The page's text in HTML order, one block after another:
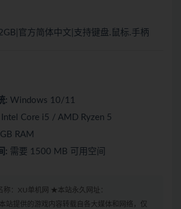
官方简体中文|支持键盘.鼠标.手柄
: Windows 10/11
Intel Core i5 / AMD Ryzen 5
RAM
: 需要 1500 MB 可用空间
：XU单机网 ★本站永久网址：
站提供的游戏内容转载自各大媒体和网络，仅